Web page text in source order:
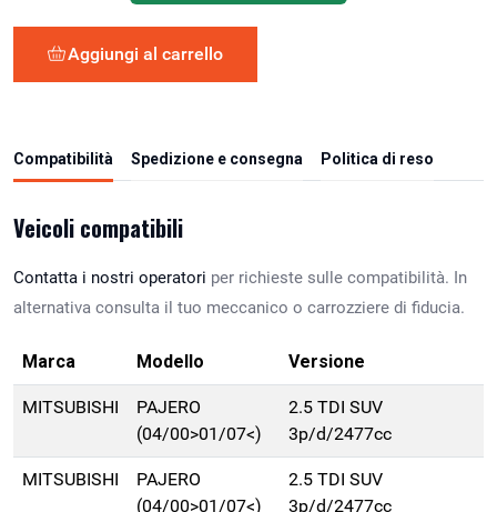
Aggiungi al carrello
Compatibilità Spedizione e consegna Politica di reso
Veicoli compatibili
Contatta i nostri operatori per richieste sulle compatibilità. In
alternativa consulta il tuo meccanico o carrozziere di fiducia.
Marca Modello Versione
MITSUBISHI
PAJERO
(04/00>01/07<)
2.5 TDI SUV
3p/d/2477cc
MITSUBISHI
PAJERO
(04/00>01/07<)
2.5 TDI SUV
3p/d/2477cc